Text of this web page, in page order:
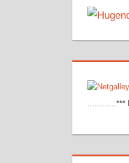
............***